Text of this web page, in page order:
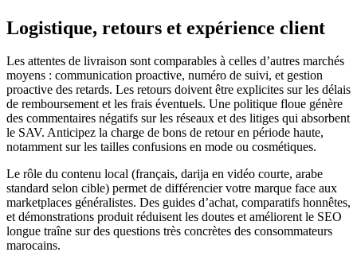
Logistique, retours et expérience client
Les attentes de livraison sont comparables à celles d’autres marchés
moyens : communication proactive, numéro de suivi, et gestion
proactive des retards. Les retours doivent être explicites sur les délais
de remboursement et les frais éventuels. Une politique floue génère
des commentaires négatifs sur les réseaux et des litiges qui absorbent
le SAV. Anticipez la charge de bons de retour en période haute,
notamment sur les tailles confusions en mode ou cosmétiques.
Le rôle du contenu local (français, darija en vidéo courte, arabe
standard selon cible) permet de différencier votre marque face aux
marketplaces généralistes. Des guides d’achat, comparatifs honnêtes,
et démonstrations produit réduisent les doutes et améliorent le SEO
longue traîne sur des questions très concrètes des consommateurs
marocains.